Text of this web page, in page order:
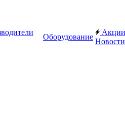
Оборудование
Новости